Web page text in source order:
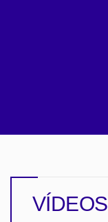
VÍDEOS